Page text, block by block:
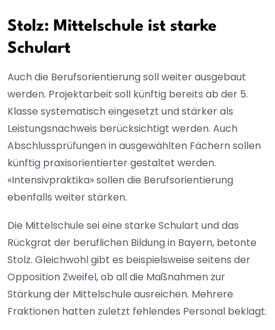
Stolz: Mittelschule ist starke
Schulart
Auch die Berufsorientierung soll weiter ausgebaut
werden. Projektarbeit soll künftig bereits ab der 5.
Klasse systematisch eingesetzt und stärker als
Leistungsnachweis berücksichtigt werden. Auch
Abschlussprüfungen in ausgewählten Fächern sollen
künftig praxisorientierter gestaltet werden.
«Intensivpraktika» sollen die Berufsorientierung
ebenfalls weiter stärken.
Die Mittelschule sei eine starke Schulart und das
Rückgrat der beruflichen Bildung in Bayern, betonte
Stolz. Gleichwohl gibt es beispielsweise seitens der
Opposition Zweifel, ob all die Maßnahmen zur
Stärkung der Mittelschule ausreichen. Mehrere
Fraktionen hatten zuletzt fehlendes Personal beklagt.